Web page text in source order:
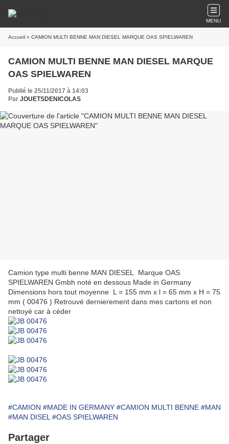
MENU
Accueil » CAMION MULTI BENNE MAN DIESEL MARQUE OAS SPIELWAREN
CAMION MULTI BENNE MAN DIESEL MARQUE
OAS SPIELWAREN
Publié le 25/11/2017 à 14:03
Par JOUETSDENICOLAS
Camion type multi benne MAN DIESEL Marque OAS
SPIELWAREN Gmbh noté en dessous Made in Germany
Dimensions hors tout moyenne L = 155 mm x l = 65 mm x H = 75
mm ( 00476 ) Retrouvé dernierement dans mes cartons et non
nettoyé car à céder
#CAMION #MADE IN GERMANY #CAMION MULTI BENNE #MAN
#MAN DISEL #OAS SPIELWAREN
Partager